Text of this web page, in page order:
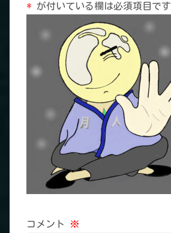
* が付いている欄は必須項目です
コメント ※